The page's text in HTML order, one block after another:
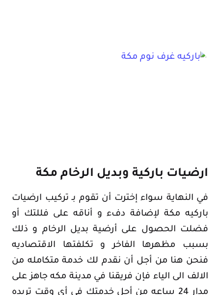
ارضيات باركية وبديل الرخام مكة
في النهاية سواء إخترت أن تقوم بـ تركيب ارضيات
باركيه مكة لإضافة دفء و أناقه على فللتك أو
فضلت الحصول على أرضية بديل الرخام و ذلك
بسبب مظهرها الفاخر و تكلفتها الاقتصاديه
فنحن هنا من أجل أن نقدم لك خدمة متكامله من
الالف الى الياء فإن فريقنا في مدينة مكه جاهز على
مدار 24 ساعه من أجل خدمتك في أي وقت تريده